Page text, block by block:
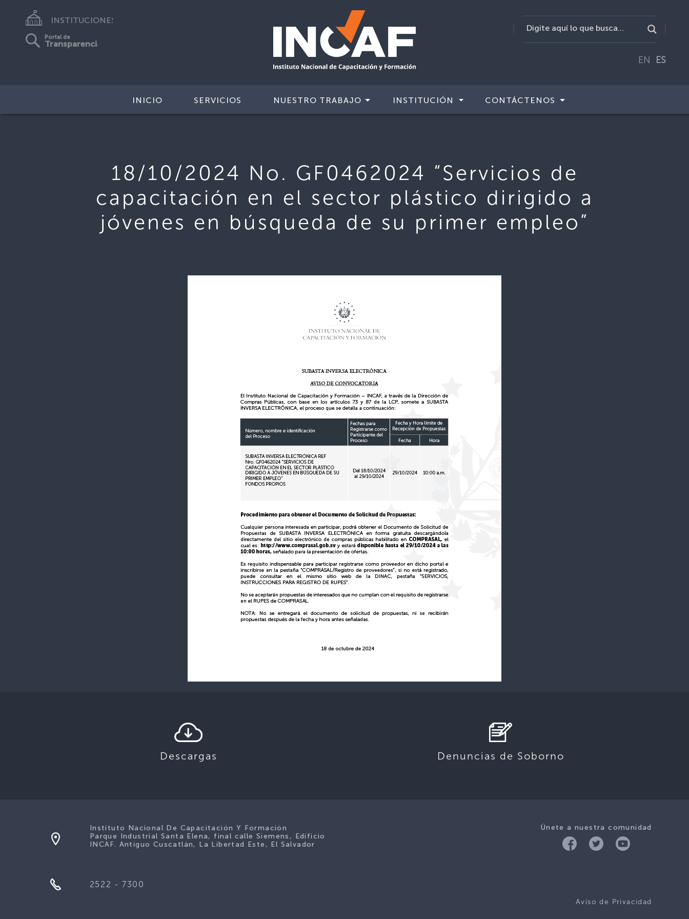
INSTITUCIONES
Portal de
Transparencia
EN ES
INICIO SERVICIOS NUESTRO TRABAJO INSTITUCIÓN CONTÁCTENOS
18/10/2024 No. GF0462024 “Servicios de
capacitación en el sector plástico dirigido a
jóvenes en búsqueda de su primer empleo”
Descargas Denuncias de Soborno
Únete a nuestra comunidad
Aviso de Privacidad
Instituto Nacional De Capacitación Y Formación
Parque Industrial Santa Elena, final calle Siemens, Edificio
INCAF. Antiguo Cuscatlán, La Libertad Este, El Salvador
2522 - 7300